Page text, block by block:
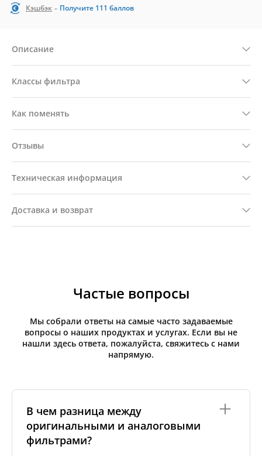
Кэшбэк - Получите 111 баллов
Описание
Классы фильтра
Как поменять
Отзывы
Техническая информация
Доставка и возврат
Частые вопросы
Мы собрали ответы на самые часто задаваемые
вопросы о наших продуктах и услугах. Если вы не
нашли здесь ответа, пожалуйста, свяжитесь с нами
напрямую.
В чем разница между
оригинальными и аналоговыми
фильтрами?